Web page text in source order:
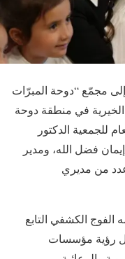
مجمّع “دوحة المبرّات
الخيرية في منطقة دوحة
للجمعية الدكتور
فضل الله، ومدير
من مديري
الفوج الكشفي التابع
رؤية مؤسسات